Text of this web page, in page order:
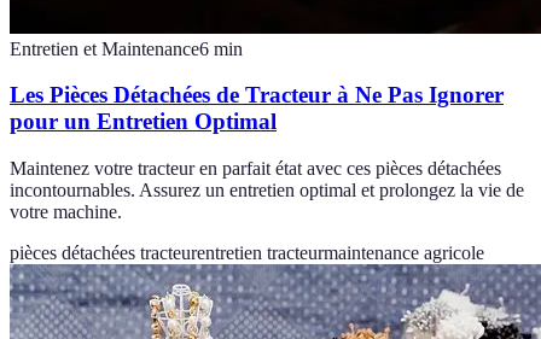
Entretien et Maintenance6 min
Les Pièces Détachées de Tracteur à Ne Pas Ignorer
pour un Entretien Optimal
Maintenez votre tracteur en parfait état avec ces pièces détachées
incontournables. Assurez un entretien optimal et prolongez la vie de
votre machine.
pièces détachées tracteurentretien tracteurmaintenance agricole